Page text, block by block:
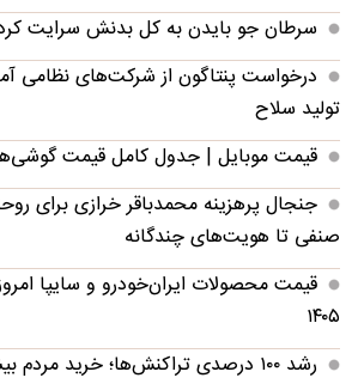
سرطان جو بایدن به کل بدنش سرایت
درخواست پنتاگون از شرکت‌های نظامی
تولید سلاح
قیمت موبایل‌ | جدول کامل قیمت
جنجال پرهزینه محمدباقر خرازی برای
صنفی تا هویت‌های چندگانه
۱۴۰۵
رشد ۱۰۰ درصدی تراکنش‌ها؛ خرید مردم بیشتر شد یا گران‌تر؟